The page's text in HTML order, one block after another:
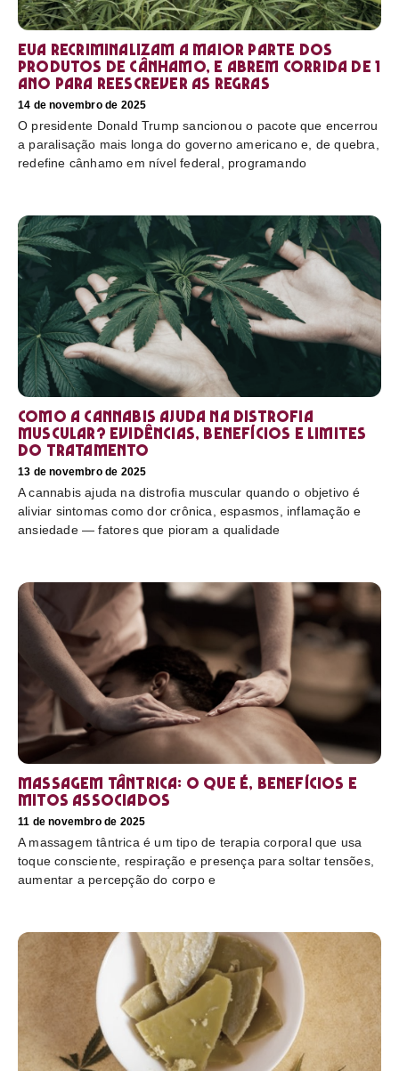
EUA recriminalizam a maior parte dos
produtos de cânhamo, e abrem corrida de 1
ano para reescrever as regras
14 de novembro de 2025
O presidente Donald Trump sancionou o pacote que encerrou
a paralisação mais longa do governo americano e, de quebra,
redefine cânhamo em nível federal, programando
Como a cannabis ajuda na distrofia
muscular? Evidências, benefícios e limites
do tratamento
13 de novembro de 2025
A cannabis ajuda na distrofia muscular quando o objetivo é
aliviar sintomas como dor crônica, espasmos, inflamação e
ansiedade — fatores que pioram a qualidade
Massagem tântrica: o que é, benefícios e
mitos associados
11 de novembro de 2025
A massagem tântrica é um tipo de terapia corporal que usa
toque consciente, respiração e presença para soltar tensões,
aumentar a percepção do corpo e